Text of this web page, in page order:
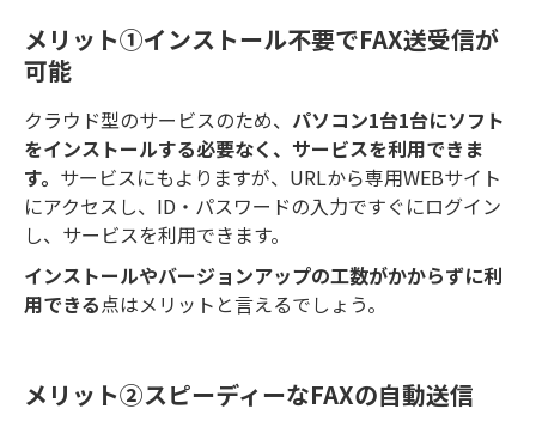
メリット①インストール不要でFAX送受信が
可能
クラウド型のサービスのため、 パソコン1台1台にソフト
をインストールする必要なく、サービスを利用できま
す。 サービスにもよりますが、URLから専用WEBサイト
にアクセスし、ID・パスワードの入力ですぐにログイン
し、サービスを利用できます。
インストールやバージョンアップの工数がかからずに利
用できる点はメリットと言えるでしょう。
メリット②スピーディーなFAXの自動送信